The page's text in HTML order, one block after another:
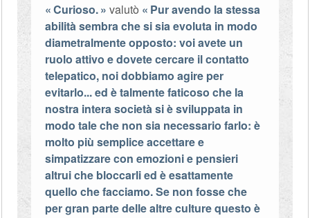
Curioso.
valutò
Pur avendo la stessa
abilità sembra che si sia evoluta in modo
diametralmente opposto: voi avete un
ruolo attivo e dovete cercare il contatto
telepatico, noi dobbiamo agire per
evitarlo... ed è talmente faticoso che la
nostra intera società si è sviluppata in
modo tale che non sia necessario farlo: è
molto più semplice accettare e
simpatizzare con emozioni e pensieri
altrui che bloccarli ed è esattamente
quello che facciamo. Se non fosse che
per gran parte delle altre culture questo è